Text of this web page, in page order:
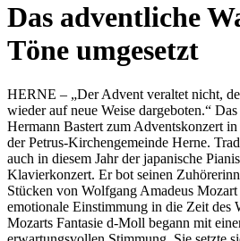
Das adventliche
Töne umgesetzt
HERNE – „Der Advent veraltet nicht,
wieder auf neue Weise dargeboten.“
Hermann Bastert zum Adventskonzert
der Petrus-Kirchengemeinde Herne.
auch in diesem Jahr der japanische
Klavierkonzert. Er bot seinen
Stücken von Wolfgang Amadeus
emotionale Einstimmung in die Zeit des
Mozarts Fantasie d-Moll begann mit